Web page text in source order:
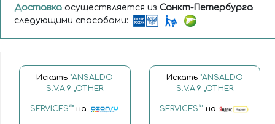
Доставка осуществляется из Санкт-Петербурга
следующими способами:
Искать "ANSALDO
S.V.A.9 „OTHER
SERVICES“"на
Искать "ANSALDO
S.V.A.9 „OTHER
SERVICES“" на